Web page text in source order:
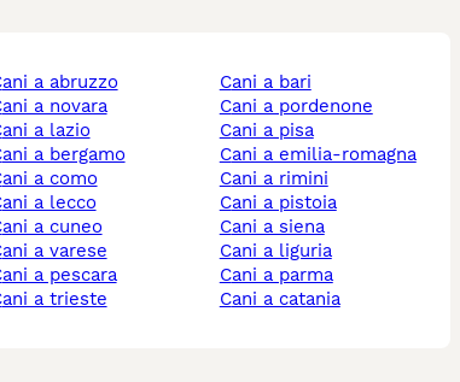
cani a abruzzo
cani a novara
cani a lazio
cani a bergamo
cani a como
cani a lecco
cani a cuneo
cani a varese
cani a pescara
cani a trieste
cani a bari
cani a pordenone
cani a pisa
cani a emilia-romagna
cani a rimini
cani a pistoia
cani a siena
cani a liguria
cani a parma
cani a catania